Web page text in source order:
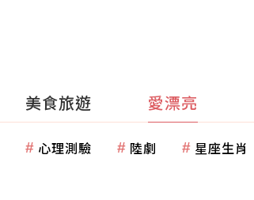
美食旅遊 愛漂亮
心理測驗 陸劇 星座生肖